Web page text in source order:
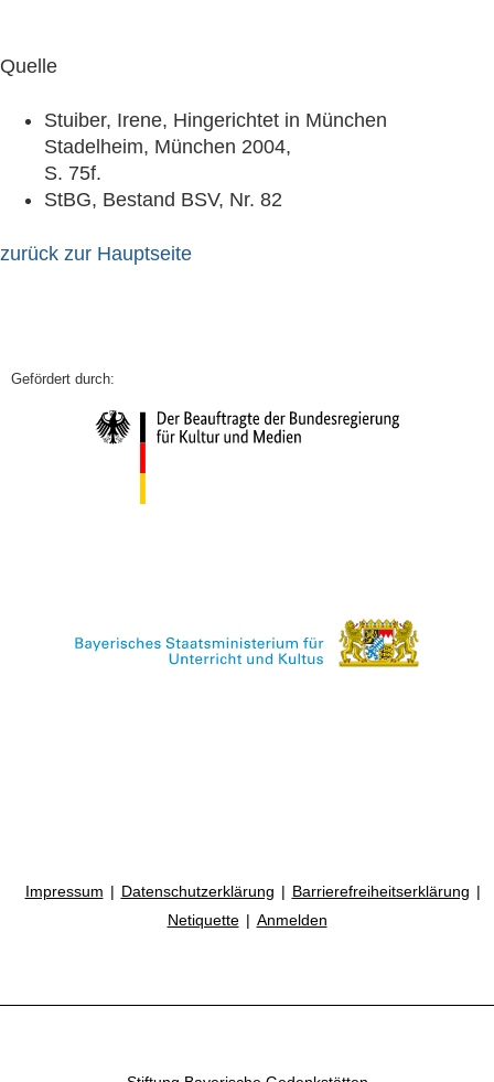
Quelle
Stuiber, Irene, Hingerichtet in München
Stadelheim, München 2004,
S. 75f.
StBG, Bestand BSV, Nr. 82
zurück zur Hauptseite
Impressum Datenschutzerklärung
Barrierefreiheitserklärung
Netiquette
Anmelden